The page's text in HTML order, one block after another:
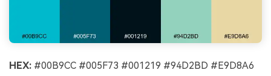
HEX: #00B9CC #005F73 #001219 #94D2BD #E9D8A6